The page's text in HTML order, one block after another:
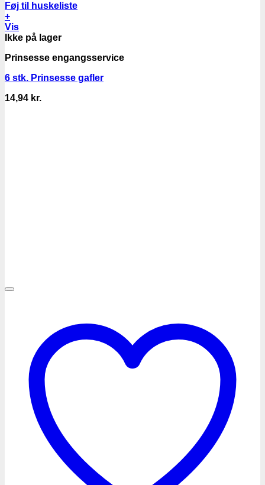
Føj til huskeliste
+
Vis
Ikke på lager
Prinsesse engangsservice
6 stk. Prinsesse gafler
14,94 kr.